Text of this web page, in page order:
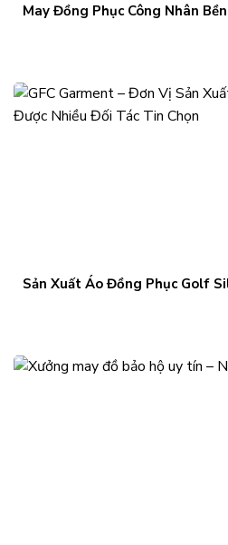
May Đồng Phục Công Nhân
Sản Xuất Áo Đồng Phục Golf